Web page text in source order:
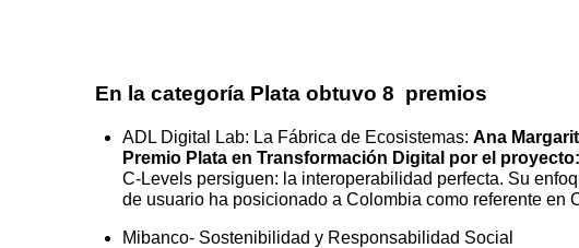
En la categoría Plata obtuvo 8 premios
ADL Digital Lab: La Fábrica de Ecosistemas: Ana
Premio Plata en Transformación Digital por el proyecto:
C-Levels persiguen: la interoperabilidad perfecta. Su
de usuario ha posicionado a Colombia como referente en
Mibanco- Sostenibilidad y Responsabilidad Social